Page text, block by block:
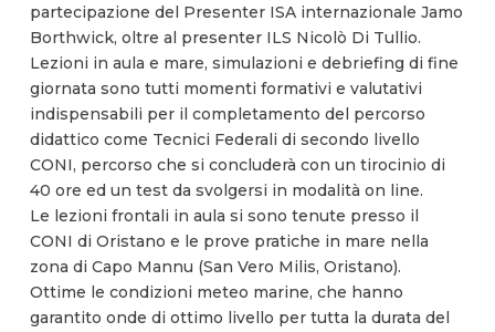
partecipazione del Presenter ISA internazionale Jamo
Borthwick, oltre al presenter ILS Nicolò Di Tullio.
Lezioni in aula e mare, simulazioni e debriefing di fine
giornata sono tutti momenti formativi e valutativi
indispensabili per il completamento del percorso
didattico come Tecnici Federali di secondo livello
CONI, percorso che si concluderà con un tirocinio di
40 ore ed un test da svolgersi in modalità on line.
Le lezioni frontali in aula si sono tenute presso il
CONI di Oristano e le prove pratiche in mare nella
zona di Capo Mannu (San Vero Milis, Oristano).
Ottime le condizioni meteo marine, che hanno
garantito onde di ottimo livello per tutta la durata del